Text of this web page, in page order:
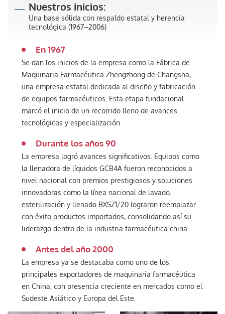
Nuestros inicios:
Una base sólida con respaldo estatal y herencia
tecnológica (1967–2006)
En 1967
Se dan los inicios de la empresa como la Fábrica de
Maquinaria Farmacéutica Zhengzhong de Changsha,
una empresa estatal dedicada al diseño y fabricación
de equipos farmacéuticos. Esta etapa fundacional
marcó el inicio de un recorrido lleno de avances
tecnológicos y especialización.
Durante los años 90
La empresa logró avances significativos. Equipos como
la llenadora de líquidos GCB4A fueron reconocidos a
nivel nacional con premios prestigiosos y soluciones
innovadoras como la línea nacional de lavado,
esterilización y llenado BXSZ1/20 lograron reemplazar
con éxito productos importados, consolidando así su
liderazgo dentro de la industria farmacéutica china.
Antes del año 2000
La empresa ya se destacaba como uno de los
principales exportadores de maquinaria farmacéutica
en China, con presencia creciente en mercados como el
Sudeste Asiático y Europa del Este.